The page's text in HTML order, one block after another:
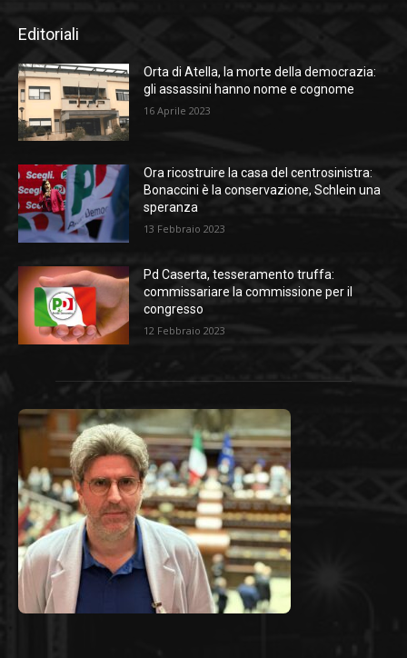
Editoriali
Orta di Atella, la morte della democrazia:
gli assassini hanno nome e cognome
16 Aprile 2023
Ora ricostruire la casa del centrosinistra:
Bonaccini è la conservazione, Schlein una
speranza
13 Febbraio 2023
Pd Caserta, tesseramento truffa:
commissariare la commissione per il
congresso
12 Febbraio 2023